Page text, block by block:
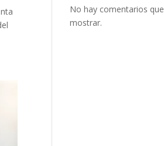
No hay comentarios que
mostrar.